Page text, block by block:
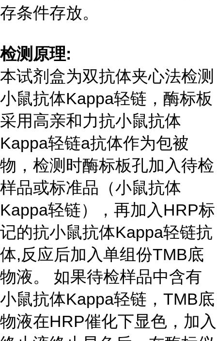
存条件存放。
检测原理:
本试剂盒为双抗体夹心法检测
小鼠抗体Kappa轻链，酶标板
采用高亲和力抗小鼠抗体
Kappa轻链a抗体作为包被
物，检测时酶标板孔加入待检
样品或标准品（小鼠抗体
Kappa轻链），再加入 HRP标
记的抗小鼠抗体Kappa轻链抗
体,反应后加入单组份TMB底
物液。 如果待检样品中含有
小鼠抗体Kappa轻链， TMB底
物液在HRP催化下显色，加入